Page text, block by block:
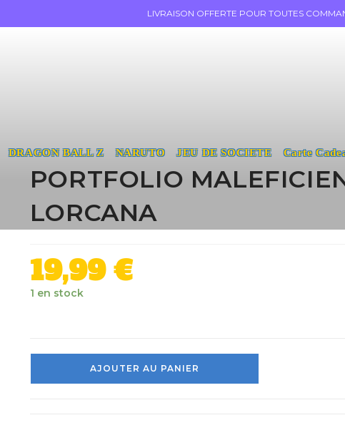
LIVRAISON OFFERTE POUR TOUTES
DRAGON BALL Z NARUTO JEU DE SOCIETE Carte
PORTFOLIO
LORCANA
19,99 €
1 en stock
AJOUTER AU PANIER